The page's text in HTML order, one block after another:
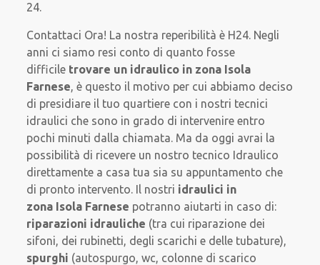
24.
Contattaci Ora! La nostra reperibilità è H24. Negli
anni ci siamo resi conto di quanto fosse
difficile trovare un idraulico in zona Isola
Farnese, è questo il motivo per cui abbiamo deciso
di presidiare il tuo quartiere con i nostri tecnici
idraulici che sono in grado di intervenire entro
pochi minuti dalla chiamata. Ma da oggi avrai la
possibilità di ricevere un nostro tecnico Idraulico
direttamente a casa tua sia su appuntamento che
di pronto intervento. Il nostri idraulici in
zona Isola Farnese potranno aiutarti in caso di:
riparazioni idrauliche (tra cui riparazione dei
sifoni, dei rubinetti, degli scarichi e delle tubature),
spurghi (autospurgo, wc, colonne di scarico